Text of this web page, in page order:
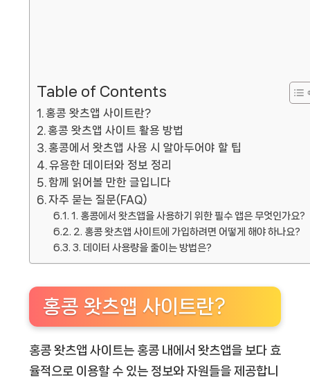
Table of Contents
홍콩 왓츠앱 사이트란?
홍콩 왓츠앱 사이트 활용 방법
홍콩에서 왓츠앱 사용 시 알아두어야 할 팁
유용한 데이터와 정보 정리
함께 읽어볼 만한 글입니다
자주 묻는 질문(FAQ)
1. 홍콩에서 왓츠앱을 사용하기 위한 필수 앱은 무엇인가요?
2. 홍콩 왓츠앱 사이트에 가입하려면 어떻게 해야 하나요?
3. 데이터 사용량을 줄이는 방법은?
홍콩 왓츠앱 사이트란?
홍콩 왓츠앱 사이트는 홍콩 내에서 왓츠앱을 보다 효
율적으로 이용할 수 있는 정보와 자원들을 제공합니